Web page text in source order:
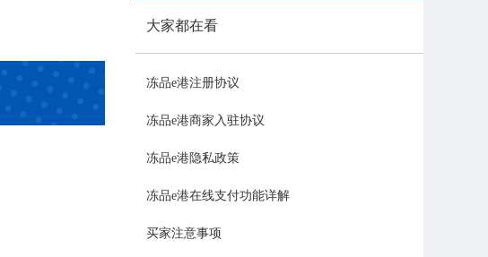
大家都在看
冻品e港注册协议
冻品e港商家入驻协议
冻品e港隐私政策
冻品e港在线支付功能详解
买家注意事项